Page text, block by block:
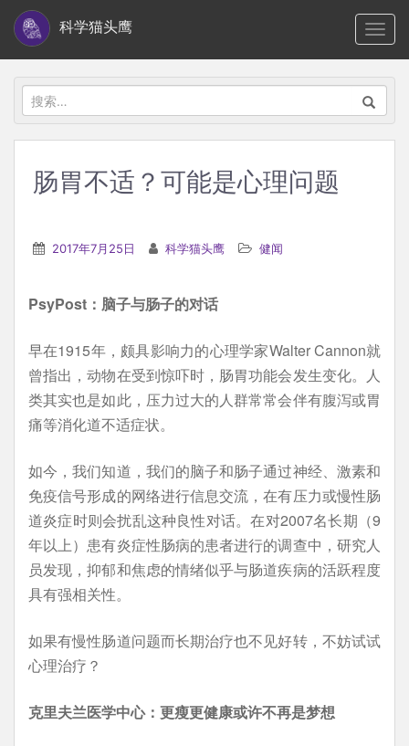
i
科学猫头鹰
搜
索：
肠胃不适？可能是心理问题
2017年7月25日 科学猫头鹰 健闻
PsyPost：脑子与肠子的对话
早在1915年，颇具影响力的心理学家Walter Cannon就
曾指出，动物在受到惊吓时，肠胃功能会发生变化。人
类其实也是如此，压力过大的人群常常会伴有腹泻或胃
痛等消化道不适症状。
如今，我们知道，我们的脑子和肠子通过神经、激素和
免疫信号形成的网络进行信息交流，在有压力或慢性肠
道炎症时则会扰乱这种良性对话。在对2007名长期（9
年以上）患有炎症性肠病的患者进行的调查中，研究人
员发现，抑郁和焦虑的情绪似乎与肠道疾病的活跃程度
具有强相关性。
如果有慢性肠道问题而长期治疗也不见好转，不妨试试
心理治疗？
克里夫兰医学中心：更瘦更健康或许不再是梦想